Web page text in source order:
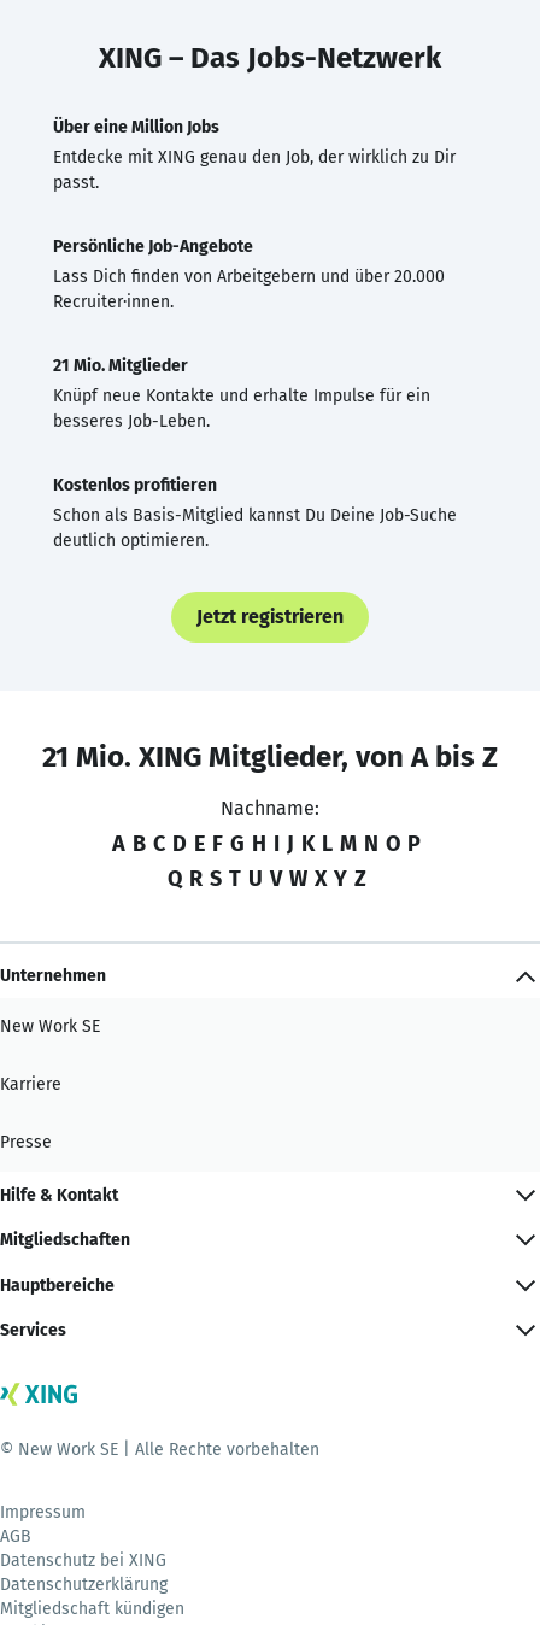
XING – Das Jobs-Netzwerk
Über eine Million Jobs
Entdecke mit XING genau den Job, der wirklich zu Dir
passt.
Persönliche Job-Angebote
Lass Dich finden von Arbeitgebern und über 20.000
Recruiter·innen.
21 Mio. Mitglieder
Knüpf neue Kontakte und erhalte Impulse für ein
besseres Job-Leben.
Kostenlos profitieren
Schon als Basis-Mitglied kannst Du Deine Job-Suche
deutlich optimieren.
Jetzt registrieren
21 Mio. XING Mitglieder, von A bis Z
Nachname:
A B C D E F G H I J K L M N O P
Q R S T U V W X Y Z
Unternehmen
New Work SE
Karriere
Presse
Hilfe & Kontakt
Mitgliedschaften
Hauptbereiche
Services
© New Work SE | Alle Rechte vorbehalten
Impressum
AGB
Datenschutz bei XING
Datenschutzerklärung
Mitgliedschaft kündigen